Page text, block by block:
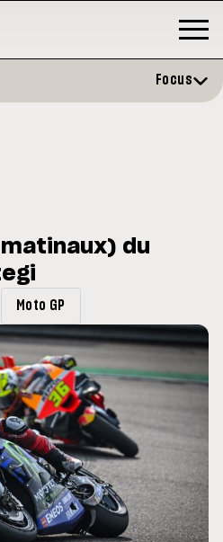
MOTO GP
retour en septembre
Focus
du
Moto GP